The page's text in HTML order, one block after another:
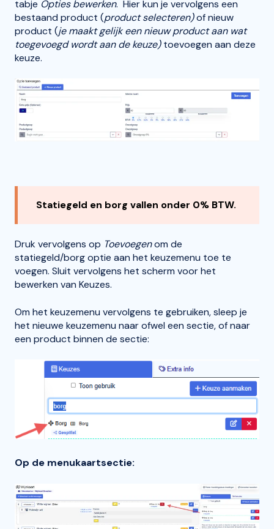
tabje Opties bewerken. Hier kun je vervolgens een
bestaand product (product selecteren)of nieuw
product (je maakt gelijk een nieuw product aan wat
toegevoegd wordt aan de keuze)toevoegen aan deze
keuze.
Statiegeld en borg vallen onder 0% BTW.
Druk vervolgens op Toevoegenom de
statiegeld/borg optie aan het keuzemenu toe te
voegen. Sluit vervolgens het scherm voor het
bewerken van Keuzes.
Om het keuzemenu vervolgens te gebruiken, sleep je
het nieuwe keuzemenu naar ofwel een sectie, of naar
een product binnen de sectie:
Op de menukaartsectie: